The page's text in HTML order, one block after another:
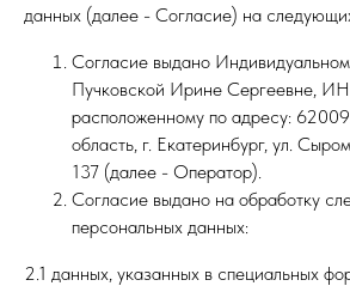
данных (далее - Согласие) на
Согласие выдано
Пучковской Ирине Сергеевне,
расположенному по адресу:
область, г. Екатеринбург, ул.
137 (далее - Оператор).
Согласие выдано на обработку
персональных данных:
2.1 данных, указанных в специальных